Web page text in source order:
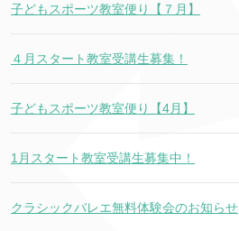
子どもスポーツ教室便り【７月】
４月スタート教室受講生募集！
子どもスポーツ教室便り【4月】
1月スタート教室受講生募集中！
クラシックバレエ無料体験会のお知らせ